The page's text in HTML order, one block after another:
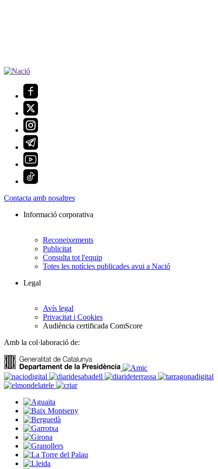
Contacta amb nosaltres
Informació corporativa
Reconeixements
Publicitat
Consulta tot l'equip
Totes les notícies publicades avui a Nació
Legal
Avís legal
Privacitat i Cookies
Audiència certificada ComScore
Amb la col·laboració de: